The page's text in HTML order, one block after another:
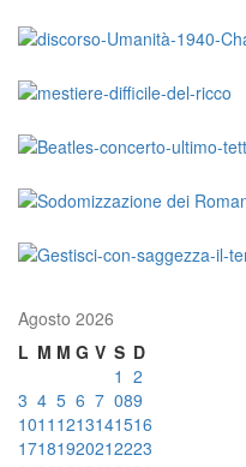
Agosto 2026
L M M G V S D
1 2
3 4 5 6 7 089
1011 1213141516
17181920212223